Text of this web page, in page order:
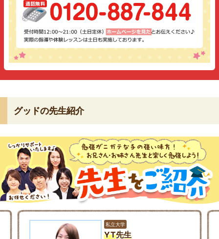
グッドの先生紹介
私立大学
YT先生